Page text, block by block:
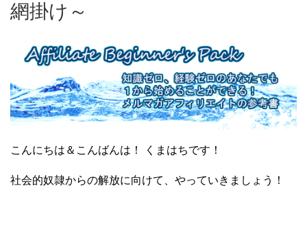
網掛け～
こんにちは＆こんばんは！ くまはちです！
社会的奴隷からの解放に向けて、やっていきましょう！